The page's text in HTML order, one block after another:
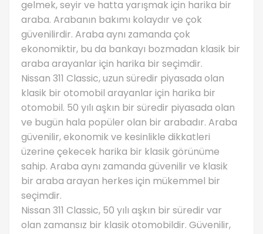
gelmek, seyir ve hatta yarışmak için harika bir
araba. Arabanın bakımı kolaydır ve çok
güvenilirdir. Araba aynı zamanda çok
ekonomiktir, bu da bankayı bozmadan klasik bir
araba arayanlar için harika bir seçimdir.
Nissan 311 Classic, uzun süredir piyasada olan
klasik bir otomobil arayanlar için harika bir
otomobil. 50 yılı aşkın bir süredir piyasada olan
ve bugün hala popüler olan bir arabadır. Araba
güvenilir, ekonomik ve kesinlikle dikkatleri
üzerine çekecek harika bir klasik görünüme
sahip. Araba aynı zamanda güvenilir ve klasik
bir araba arayan herkes için mükemmel bir
seçimdir.
Nissan 311 Classic, 50 yılı aşkın bir süredir var
olan zamansız bir klasik otomobildir. Güvenilir,